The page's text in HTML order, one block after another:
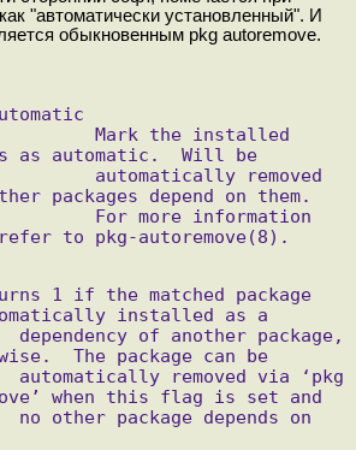
"автоматически установленный". И
обыкновенным pkg autoremove.
the installed
as automatic.  Will be
removed
packages depend on them.
information
to pkg-autoremove(8).
1 if the matched package
installed as a
of another package,
The package can be
removed via ‘pkg
when this flag is set and
package depends on